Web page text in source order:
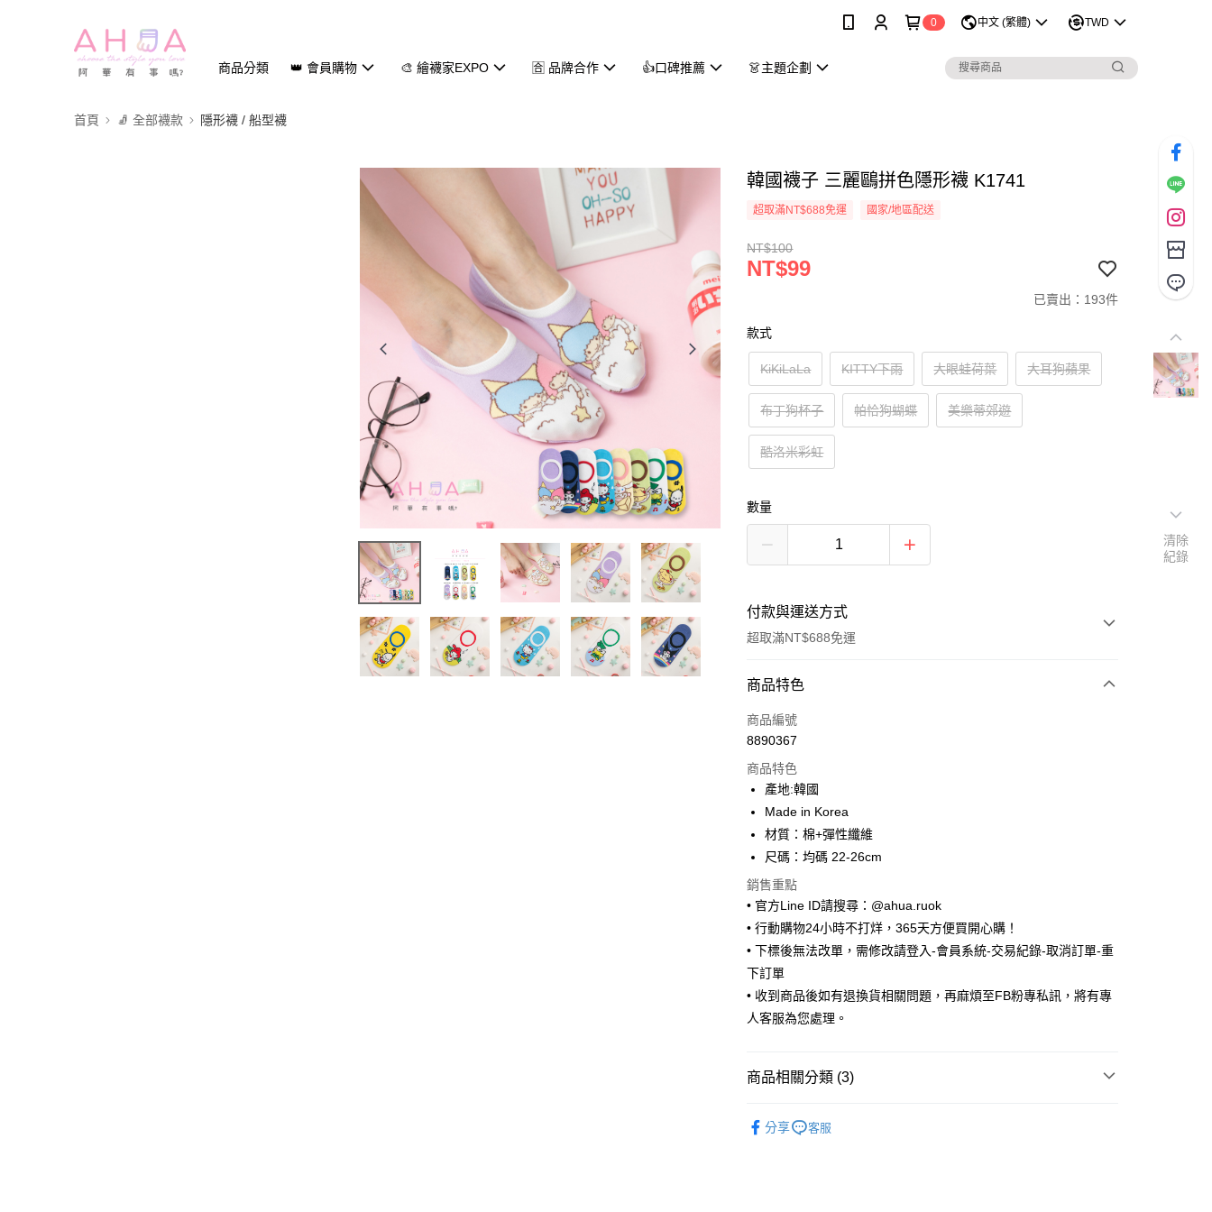
0 中文 (繁體) TWD
商品分類 👑 會員購物 🎨 繪襪家EXPO 🈴 品牌合作 👍口碑推薦 👗主題企劃
首頁 🧦 全部襪款 隱形襪 / 船型襪
韓國襪子 三麗鷗拼色隱形襪 K1741
超取滿NT$688免運 國家/地區配送
NT$100
NT$99
已賣出：193件
款式
KiKiLaLa KITTY下雨 大眼蛙荷葉 大耳狗蘋果
布丁狗杯子 帕恰狗蝴蝶 美樂蒂郊遊
酷洛米彩虹
數量
付款與運送方式
超取滿NT$688免運
付款方式
信用卡一次付款
LINE Pay
Apple Pay
街口支付
悠遊付
運送方式
全家取貨付款
付款後全家取貨
7-11取貨付款
商品特色
商品編號
8890367
商品特色
產地:韓國
Made in Korea
材質：棉+彈性纖維
尺碼：均碼 22-26cm
銷售重點
• 官方Line ID請搜尋：@ahua.ruok
• 行動購物24小時不打烊，365天方便買開心購！
• 下標後無法改單，需修改請登入-會員系統-交易紀錄-取消訂單-重
下訂單
• 收到商品後如有退換貨相關問題，再麻煩至FB粉專私訊，將有專
人客服為您處理。
商品相關分類 (3)
分享 客服
清除
紀錄